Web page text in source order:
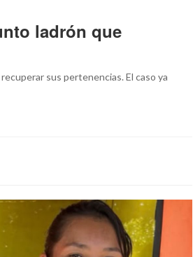
ladrón que
sus pertenencias. El caso ya